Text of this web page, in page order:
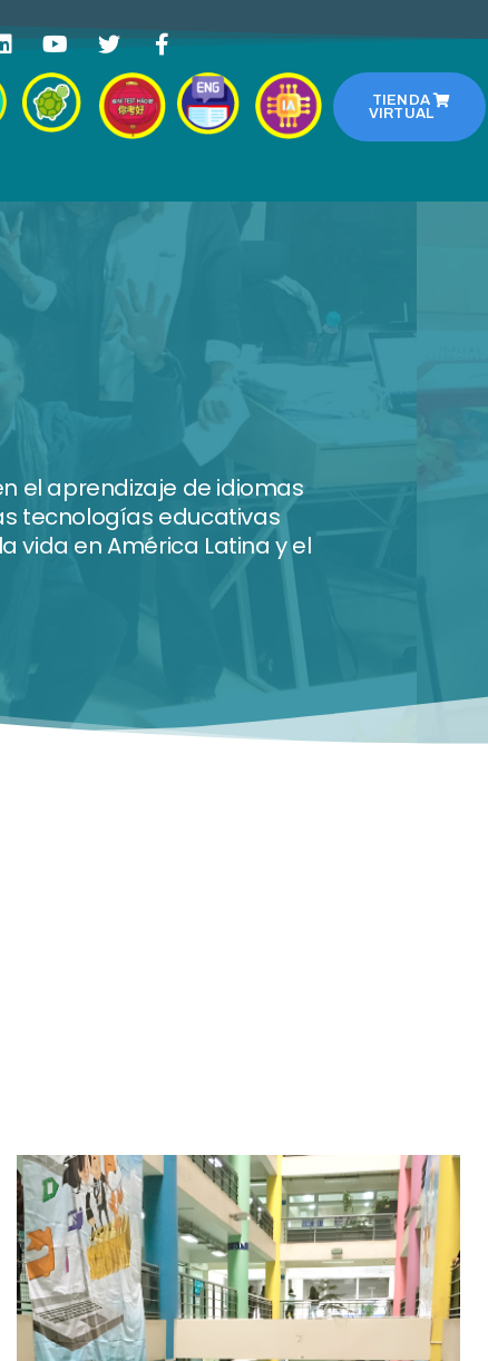
TIENDA
VIRTUAL
el aprendizaje de idiomas
tecnologías educativas
vida en América Latina y el